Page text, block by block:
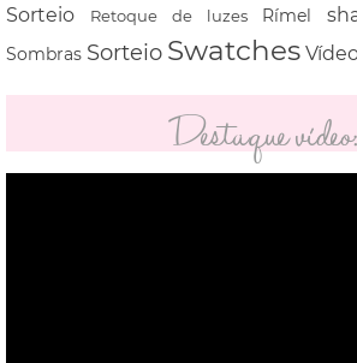
Sorteio
Retoque de luzes Rímel
Sombras Sorteio Swatches
Destaque vídeo: